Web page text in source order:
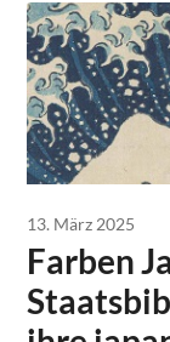
13. März 2025
Farben